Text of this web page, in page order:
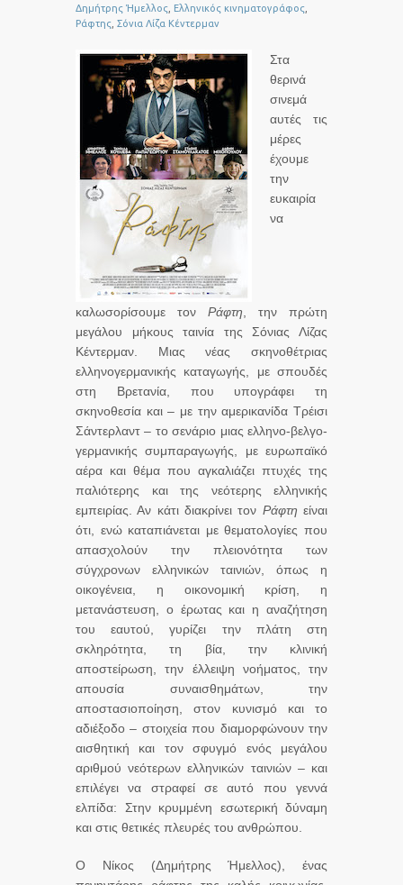
Δημήτρης Ήμελλος Ελληνικός κινηματογράφος
Ράφτης Σόνια Λίζα Κέντερμαν
Στα
θερινά
σινεμά
αυτές τις
μέρες
έχουμε
την
ευκαιρία
να
καλωσορίσουμε τον Ράφτη , την πρώτη
μεγάλου μήκους ταινία της Σόνιας Λίζας
Κέντερμαν. Μιας νέας σκηνοθέτριας
ελληνογερμανικής καταγωγής, με σπουδές
στη Βρετανία, που υπογράφει τη
σκηνοθεσία και – με την αμερικανίδα Τρέισι
Σάντερλαντ – το σενάριο μιας ελληνο-βελγο-
γερμανικής συμπαραγωγής, με ευρωπαϊκό
αέρα και θέμα που αγκαλιάζει πτυχές της
παλιότερης και της νεότερης ελληνικής
εμπειρίας. Αν κάτι διακρίνει τον Ράφτη είναι
ότι, ενώ καταπιάνεται με θεματολογίες που
απασχολούν την πλειονότητα των
σύγχρονων ελληνικών ταινιών, όπως η
οικογένεια, η οικονομική κρίση, η
μετανάστευση, ο έρωτας και η αναζήτηση
του εαυτού, γυρίζει την πλάτη στη
σκληρότητα, τη βία, την κλινική
αποστείρωση, την έλλειψη νοήματος, την
απουσία συναισθημάτων, την
αποστασιοποίηση, στον κυνισμό και το
αδιέξοδο – στοιχεία που διαμορφώνουν την
αισθητική και τον σφυγμό ενός μεγάλου
αριθμού νεότερων ελληνικών ταινιών – και
επιλέγει να στραφεί σε αυτό που γεννά
ελπίδα: Στην κρυμμένη εσωτερική δύναμη
και στις θετικές πλευρές του ανθρώπου.
Ο Νίκος (Δημήτρης Ήμελλος), ένας